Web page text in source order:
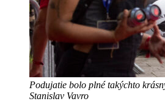
Podujatie bolo plné takýchto
Stanislav Vavro